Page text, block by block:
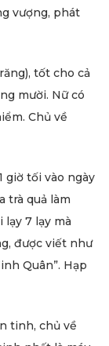
vượng, phát
tốt cho cả
mười. Nữ có
Chủ về
giờ tối vào ngày
trà quả làm
lạy 7 lạy mà
được viết như
Quân”. Hạp
tinh, chủ về